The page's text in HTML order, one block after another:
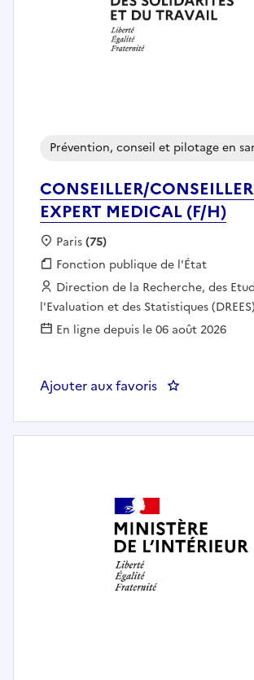
CONSEILLER/
EXPERT MEDICAL (F/H)
Prévention, conseil et pilotage en
Localisation :
Paris(75)
Fonction publique :
Fonction publique de l'État
Employeur :
Direction de la Recherche, des
l'Evaluation et des Statistiques (DREES)
En ligne depuis le 06 août 2026
Ajouter aux favoris :